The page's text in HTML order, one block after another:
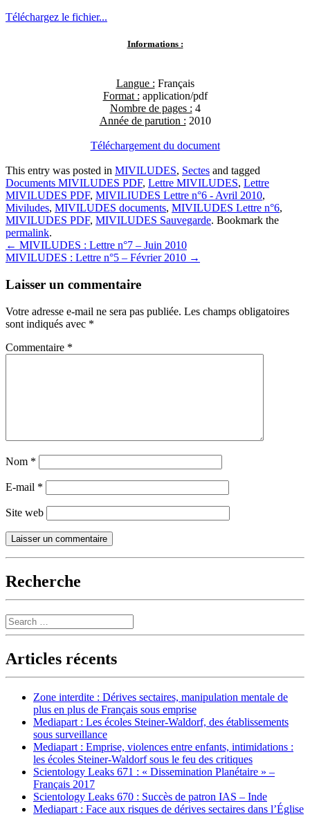
Téléchargez le fichier...
Informations :
Langue : Français
Format : application/pdf
Nombre de pages : 4
Année de parution : 2010
Téléchargement du document
This entry was posted in MIVILUDES, Sectes and tagged
Documents MIVILUDES PDF, Lettre MIVILUDES, Lettre
MIVILUDES PDF, MIVILIUDES Lettre n°6 - Avril 2010,
Miviludes, MIVILUDES documents, MIVILUDES Lettre n°6,
MIVILUDES PDF, MIVILUDES Sauvegarde. Bookmark the
permalink.
Post
navigation
← MIVILUDES : Lettre n°7 – Juin 2010
MIVILUDES : Lettre n°5 – Février 2010 →
Laisser un commentaire
Votre adresse e-mail ne sera pas publiée. Les champs obligatoires
sont indiqués avec *
Commentaire *
Nom *
E-mail *
Site web
Recherche
Search
Articles récents
Zone interdite : Dérives sectaires, manipulation mentale de
plus en plus de Français sous emprise
Mediapart : Les écoles Steiner-Waldorf, des établissements
sous surveillance
Mediapart : Emprise, violences entre enfants, intimidations :
les écoles Steiner-Waldorf sous le feu des critiques
Scientology Leaks 671 : « Dissemination Planétaire » –
Français 2017
Scientology Leaks 670 : Succès de patron IAS – Inde
Mediapart : Face aux risques de dérives sectaires dans l’Église